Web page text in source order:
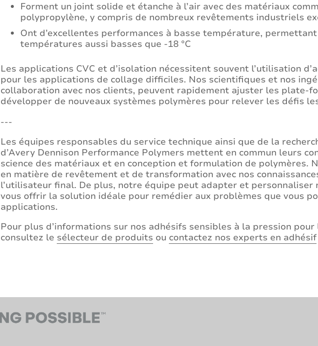
Forment un joint solide et étanche à l’air avec des matériaux
polypropylène, y compris de nombreux revêtements industriels
Ont d’excellentes performances à basse température,
températures aussi basses que -18 °C
Les applications CVC et d’isolation nécessitent souvent l’utilisation
pour les applications de collage difficiles. Nos scientifiques et nos
collaboration avec nos clients, peuvent rapidement ajuster les plate-
développer de nouveaux systèmes polymères pour relever les défis
---
Les équipes responsables du service technique ainsi que de la
d’Avery Dennison Performance Polymers mettent en commun leurs
science des matériaux et en conception et formulation de polymères.
en matière de revêtement et de transformation avec nos
l’utilisateur final. De plus, notre équipe peut adapter et
vous offrir la solution idéale pour remédier aux problèmes que vous
applications.
Pour plus d’informations sur nos adhésifs sensibles à la pression
consultez le sélecteur de produits ou contactez nos experts en adhésif